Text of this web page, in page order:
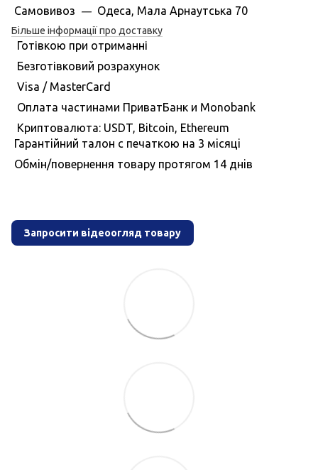
Самовивоз
— Одеса, Мала Арнаутська 70
Більше інформації про доставку
Готівкою при отриманні
Безготівковий розрахунок
Visa / MasterCard
Оплата частинами ПриватБанк и Monobank
Криптовалюта: USDT, Bitcoin, Ethereum
Гарантiйний талон с печаткою на 3 мiсяцi
Обмiн/повернення товару протягом 14 днiв
Запросити відеоогляд товару